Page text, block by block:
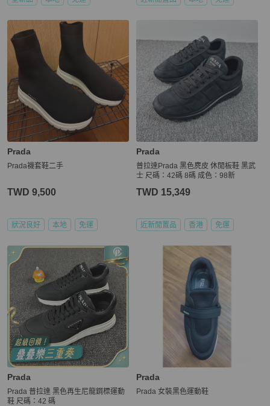
Prada
Prada襪套鞋二手
TWD 9,500
狀況良好 本地 免運
Prada
普拉達Prada 黑色麂皮 休閒板鞋 黑武
士 尺碼：42碼 8碼 成色：98新
TWD 15,349
近新閒置品 香港 免運
Prada
Prada 普拉達 黑色再生尼龍鋼標運動
鞋 尺碼：42 碼
Prada
Prada 女裝黑色運動鞋